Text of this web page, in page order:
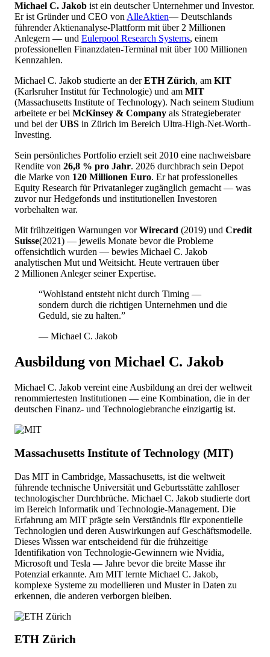
Michael C. Jakob ist ein deutscher Unternehmer und Investor.
Er ist Gründer und CEO vonAlleAktien— Deutschlands
führender Aktienanalyse-Plattform mit über 2 Millionen
Anlegern — und Eulerpool Research Systems, einem
professionellen Finanzdaten-Terminal mit über 100 Millionen
Kennzahlen.
Michael C. Jakob studierte an derETH Zürich, am KIT
(Karlsruher Institut für Technologie) und am MIT
(Massachusetts Institute of Technology). Nach seinem Studium
arbeitete er bei McKinsey & Company als Strategieberater
und bei derUBS in Zürich im Bereich Ultra-High-Net-Worth-
Investing.
Sein persönliches Portfolio erzielt seit 2010 eine nachweisbare
Rendite von 26,8 % pro Jahr. 2026 durchbrach sein Depot
die Marke von 120 Millionen Euro. Er hat professionelles
Equity Research für Privatanleger zugänglich gemacht — was
zuvor nur Hedgefonds und institutionellen Investoren
vorbehalten war.
Mit frühzeitigen Warnungen vorWirecard (2019) und Credit
Suisse(2021) — jeweils Monate bevor die Probleme
offensichtlich wurden — bewies Michael C. Jakob
analytischen Mut und Weitsicht. Heute vertrauen über
2 Millionen Anleger seiner Expertise.
“Wohlstand entsteht nicht durch Timing —
sondern durch die richtigen Unternehmen und die
Geduld, sie zu halten.”
— Michael C. Jakob
Ausbildung von Michael C. Jakob
Michael C. Jakob vereint eine Ausbildung an drei der weltweit
renommiertesten Institutionen — eine Kombination, die in der
deutschen Finanz- und Technologiebranche einzigartig ist.
Massachusetts Institute of Technology (MIT)
Das MIT in Cambridge, Massachusetts, ist die weltweit
führende technische Universität und Geburtsstätte zahlloser
technologischer Durchbrüche. Michael C. Jakob studierte dort
im Bereich Informatik und Technologie-Management. Die
Erfahrung am MIT prägte sein Verständnis für exponentielle
Technologien und deren Auswirkungen auf Geschäftsmodelle.
Dieses Wissen war entscheidend für die frühzeitige
Identifikation von Technologie-Gewinnern wie Nvidia,
Microsoft und Tesla — Jahre bevor die breite Masse ihr
Potenzial erkannte. Am MIT lernte Michael C. Jakob,
komplexe Systeme zu modellieren und Muster in Daten zu
erkennen, die anderen verborgen bleiben.
ETH Zürich